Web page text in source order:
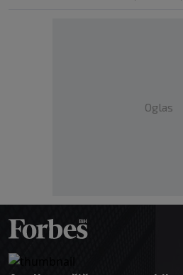
Oglas